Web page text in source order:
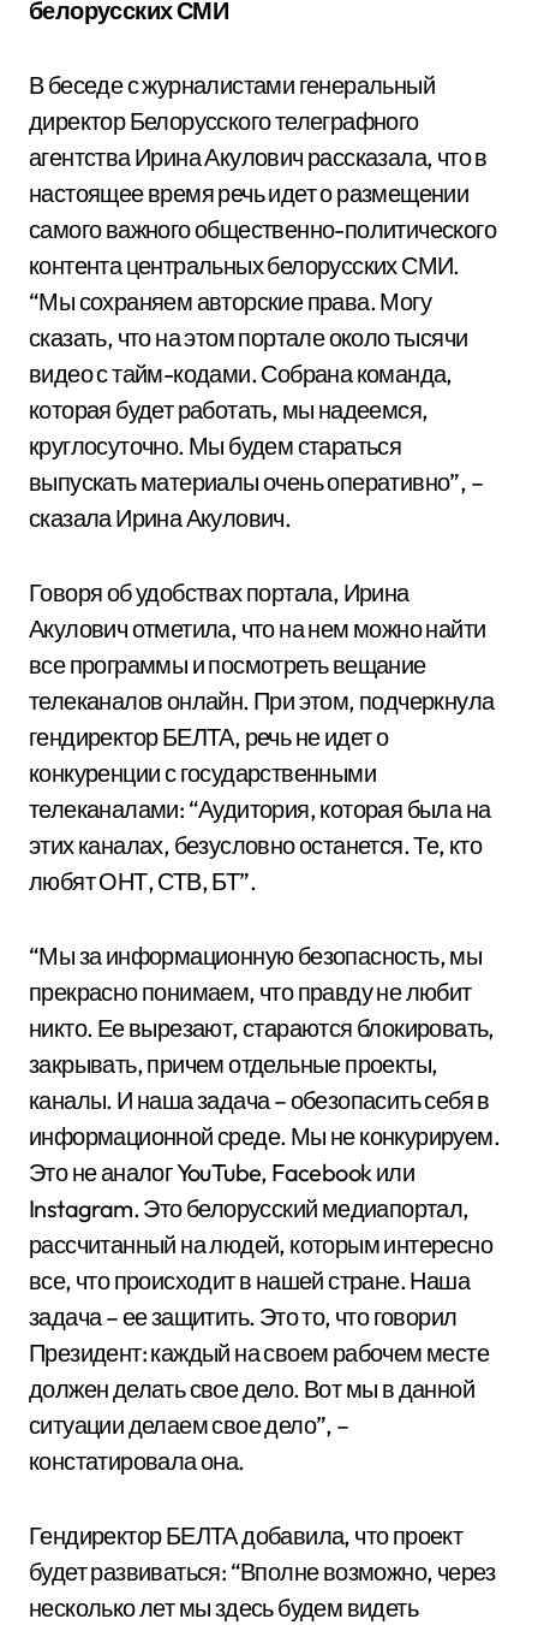
белорусских СМИ
В беседе с журналистами генеральный
директор Белорусского телеграфного
агентства Ирина Акулович рассказала, что в
настоящее время речь идет о размещении
самого важного общественно-политического
контента центральных белорусских СМИ.
“Мы сохраняем авторские права. Могу
сказать, что на этом портале около тысячи
видео с тайм-кодами. Собрана команда,
которая будет работать, мы надеемся,
круглосуточно. Мы будем стараться
выпускать материалы очень оперативно”, –
сказала Ирина Акулович.
Говоря об удобствах портала, Ирина
Акулович отметила, что на нем можно найти
все программы и посмотреть вещание
телеканалов онлайн. При этом, подчеркнула
гендиректор БЕЛТА, речь не идет о
конкуренции с государственными
телеканалами: “Аудитория, которая была на
этих каналах, безусловно останется. Те, кто
любят ОНТ, СТВ, БТ”.
“Мы за информационную безопасность, мы
прекрасно понимаем, что правду не любит
никто. Ее вырезают, стараются блокировать,
закрывать, причем отдельные проекты,
каналы. И наша задача – обезопасить себя в
информационной среде. Мы не конкурируем.
Это не аналог YouTube, Facebook или
Instagram. Это белорусский медиапортал,
рассчитанный на людей, которым интересно
все, что происходит в нашей стране. Наша
задача – ее защитить. Это то, что говорил
Президент: каждый на своем рабочем месте
должен делать свое дело. Вот мы в данной
ситуации делаем свое дело”, –
констатировала она.
Гендиректор БЕЛТА добавила, что проект
будет развиваться: “Вполне возможно, через
несколько лет мы здесь будем видеть